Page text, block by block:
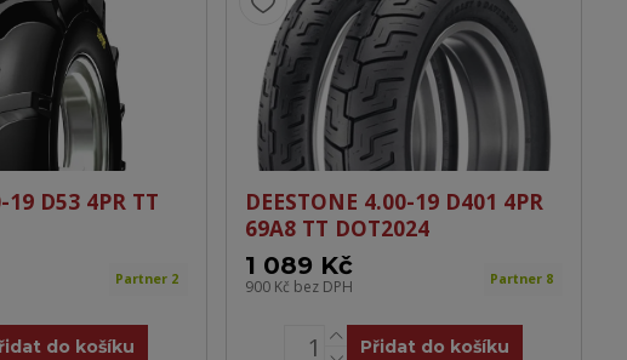
19 D53 4PR TT
Partner 2
do košíku
DEESTONE 4.00-19 D401 4PR
69A8 TT DOT2024
1 089 Kč
900 Kč bez DPH Partner 8
Přidat do košíku